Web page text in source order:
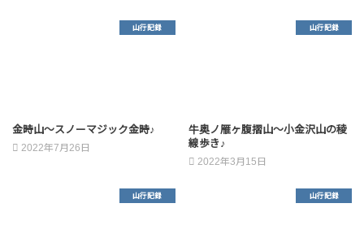
山行記録
金時山～スノーマジック金時♪
2022年7月26日
山行記録
牛奥ノ雁ヶ腹摺山～小金沢山の稜
線歩き♪
2022年3月15日
山行記録 山行記録